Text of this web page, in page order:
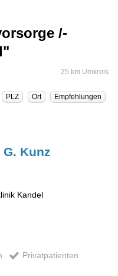
/-
25 km Umkreis
PLZ Ort
Empfehlungen
Kunz
Kandel
Privatpatienten